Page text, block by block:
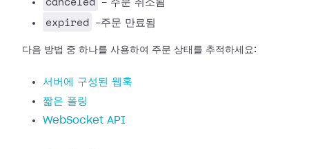
- 주문 취소됨
expired -주문 만료됨
다음 방법 중 하나를 사용하여 주문 상태를 추적하세요:
서버에 구성된 웹훅
짧은 폴링
WebSocket API